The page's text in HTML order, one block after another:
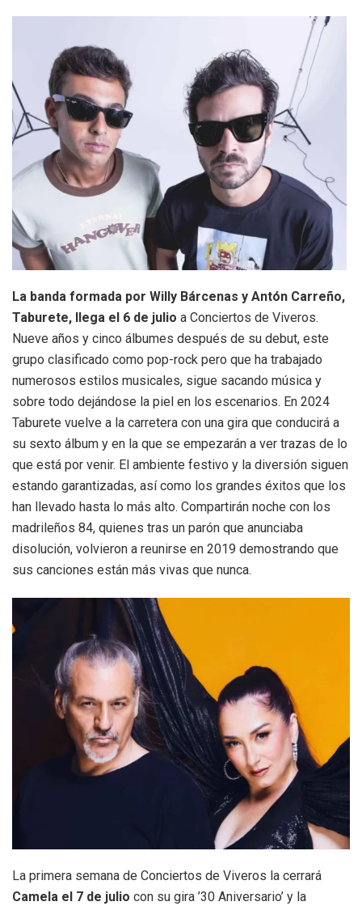
La banda formada por Willy Bárcenas y Antón Carreño,
Taburete, llega el 6 de julio a Conciertos de Viveros.
Nueve años y cinco álbumes después de su debut, este
grupo clasificado como pop-rock pero que ha trabajado
numerosos estilos musicales, sigue sacando música y
sobre todo dejándose la piel en los escenarios. En 2024
Taburete vuelve a la carretera con una gira que conducirá a
su sexto álbum y en la que se empezarán a ver trazas de lo
que está por venir. El ambiente festivo y la diversión siguen
estando garantizadas, así como los grandes éxitos que los
han llevado hasta lo más alto. Compartirán noche con los
madrileños 84, quienes tras un parón que anunciaba
disolución, volvieron a reunirse en 2019 demostrando que
sus canciones están más vivas que nunca.
La primera semana de Conciertos de Viveros la cerrará
Camela el 7 de julio con su gira ’30 Aniversario’ y la